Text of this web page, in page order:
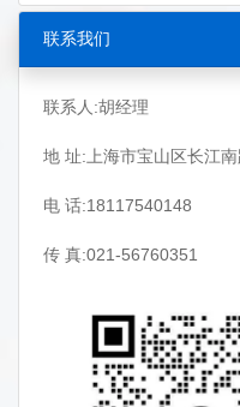
联系我们
联系人:胡经理
地 址:上海市宝山区长江
电 话:18117540148
传 真:021-56760351